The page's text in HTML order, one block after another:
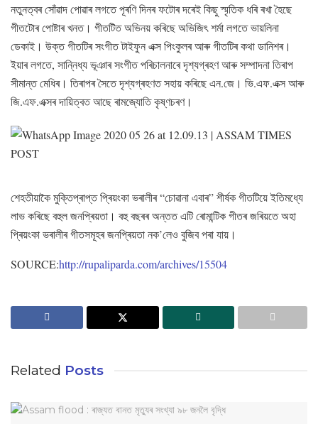
নতুনত্বৰ সোঁৱাদ পোৱাৰ লগতে পূৰণি দিনৰ ফটোৰ দৰেই কিছু স্মৃতিক ধৰি ৰখা হৈছে
গীতটোৰ পোষ্টাৰ খনত। গীতটিত অভিনয় কৰিছে অভিজিৎ শৰ্মা লগতে ভায়লিনা
ডেকাই। উক্ত গীতটিৰ সংগীত টাইফুন এক্স পিংকুলৰ আৰু গীতটিৰ কথা ডানিশৰ।
ইয়াৰ লগতে, সান্নিধ্য ভূঞাৰ সংগীত পৰিচালনাৰে দৃশ্যগ্ৰহণ আৰু সম্পাদনা তিৰাপ
সীমান্ত মেধিৰ। তিৰাপৰ সৈতে দৃশ্যগ্ৰহণত সহায় কৰিছে এন.জে। ভি.এফ.এক্স আৰু
জি.এফ.এক্সৰ দায়িত্বত আছে ৰামজ্যোতি কৃষ্ণচৰণ।
শেহতীয়াকৈ মুক্তিপ্ৰাপ্ত প্ৰিয়ংকা ভৰালীৰ “চোৱানা এবাৰ” শীৰ্ষক গীতটিয়ে ইতিমধ্যে
লাভ কৰিছে বহুল জনপ্ৰিয়তা। বহু বছৰৰ অন্তত এটি ৰোমান্টিক গীতৰ জৰিয়তে অহা
প্ৰিয়ংকা ভৰালীৰ গীতসমূহৰ জনপ্ৰিয়তা নক’লেও বুজিব পৰা যায়।
SOURCE:http://rupaliparda.com/archives/15504
Related Posts